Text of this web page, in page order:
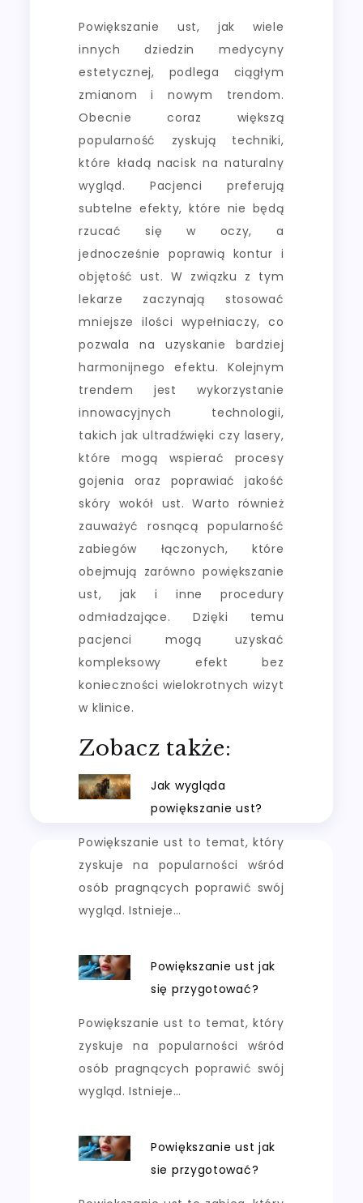
Powiększanie ust, jak wiele
innych dziedzin medycyny
estetycznej, podlega ciągłym
zmianom i nowym trendom.
Obecnie coraz większą
popularność zyskują techniki,
które kładą nacisk na naturalny
wygląd. Pacjenci preferują
subtelne efekty, które nie będą
rzucać się w oczy, a
jednocześnie poprawią kontur i
objętość ust. W związku z tym
lekarze zaczynają stosować
mniejsze ilości wypełniaczy, co
pozwala na uzyskanie bardziej
harmonijnego efektu. Kolejnym
trendem jest wykorzystanie
innowacyjnych technologii,
takich jak ultradźwięki czy lasery,
które mogą wspierać procesy
gojenia oraz poprawiać jakość
skóry wokół ust. Warto również
zauważyć rosnącą popularność
zabiegów łączonych, które
obejmują zarówno powiększanie
ust, jak i inne procedury
odmładzające. Dzięki temu
pacjenci mogą uzyskać
kompleksowy efekt bez
konieczności wielokrotnych wizyt
w klinice.
Zobacz także:
Jak wygląda
powiększanie ust?
Powiększanie ust to temat, który
zyskuje na popularności wśród
osób pragnących poprawić swój
wygląd. Istnieje…
Powiększanie ust jak
się przygotować?
Powiększanie ust to temat, który
zyskuje na popularności wśród
osób pragnących poprawić swój
wygląd. Istnieje…
Powiększanie ust jak
sie przygotować?